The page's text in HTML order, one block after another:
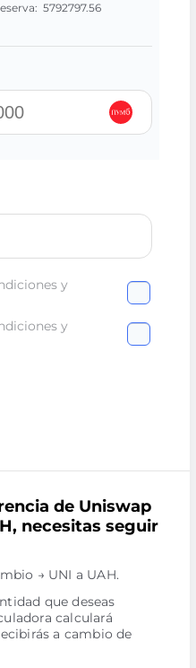
5792797.56
y
y
de Uniswap
necesitas seguir
→ UNI a UAH.
que deseas
calculará
a cambio de